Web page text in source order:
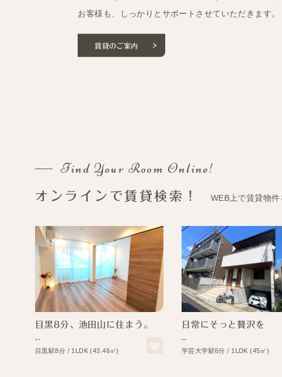
お客様も、しっかりとサポートさせていただきます。
賃貸のご案内
Find Your Room Online!
オンラインで賃貸検索！ WEB上で賃貸物件
目黒8分、池田山に住まう。
--
目黒駅8分 / 1LDK (43.46㎡)
日常にそっと贅沢を
--
学芸大学駅6分 / 1LDK (45㎡)